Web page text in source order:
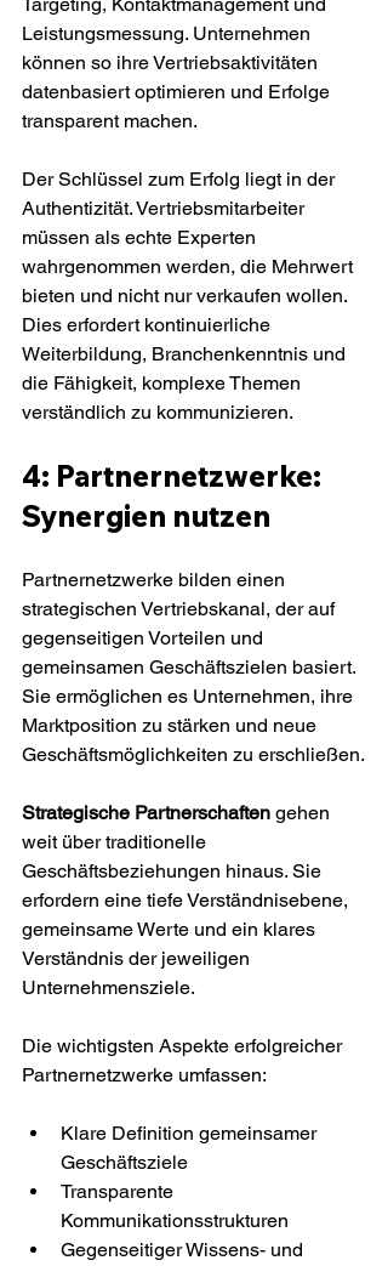
Leistungsmessung. Unternehmen
können so ihre Vertriebsaktivitäten
datenbasiert optimieren und Erfolge
transparent machen.
Der Schlüssel zum Erfolg liegt in der
Authentizität. Vertriebsmitarbeiter
müssen als echte Experten
wahrgenommen werden, die Mehrwert
bieten und nicht nur verkaufen wollen.
Dies erfordert kontinuierliche
Weiterbildung, Branchenkenntnis und
die Fähigkeit, komplexe Themen
verständlich zu kommunizieren.
4: Partnernetzwerke:
Synergien nutzen
Partnernetzwerke bilden einen
strategischen Vertriebskanal, der auf
gegenseitigen Vorteilen und
gemeinsamen Geschäftszielen basiert.
Sie ermöglichen es Unternehmen, ihre
Marktposition zu stärken und neue
Geschäftsmöglichkeiten zu erschließen.
Strategische Partnerschaften gehen
weit über traditionelle
Geschäftsbeziehungen hinaus. Sie
erfordern eine tiefe Verständnisebene,
gemeinsame Werte und ein klares
Verständnis der jeweiligen
Unternehmensziele.
Die wichtigsten Aspekte erfolgreicher
Partnernetzwerke umfassen:
Klare Definition gemeinsamer
Geschäftsziele
Transparente
Kommunikationsstrukturen
Gegenseitiger Wissens- und